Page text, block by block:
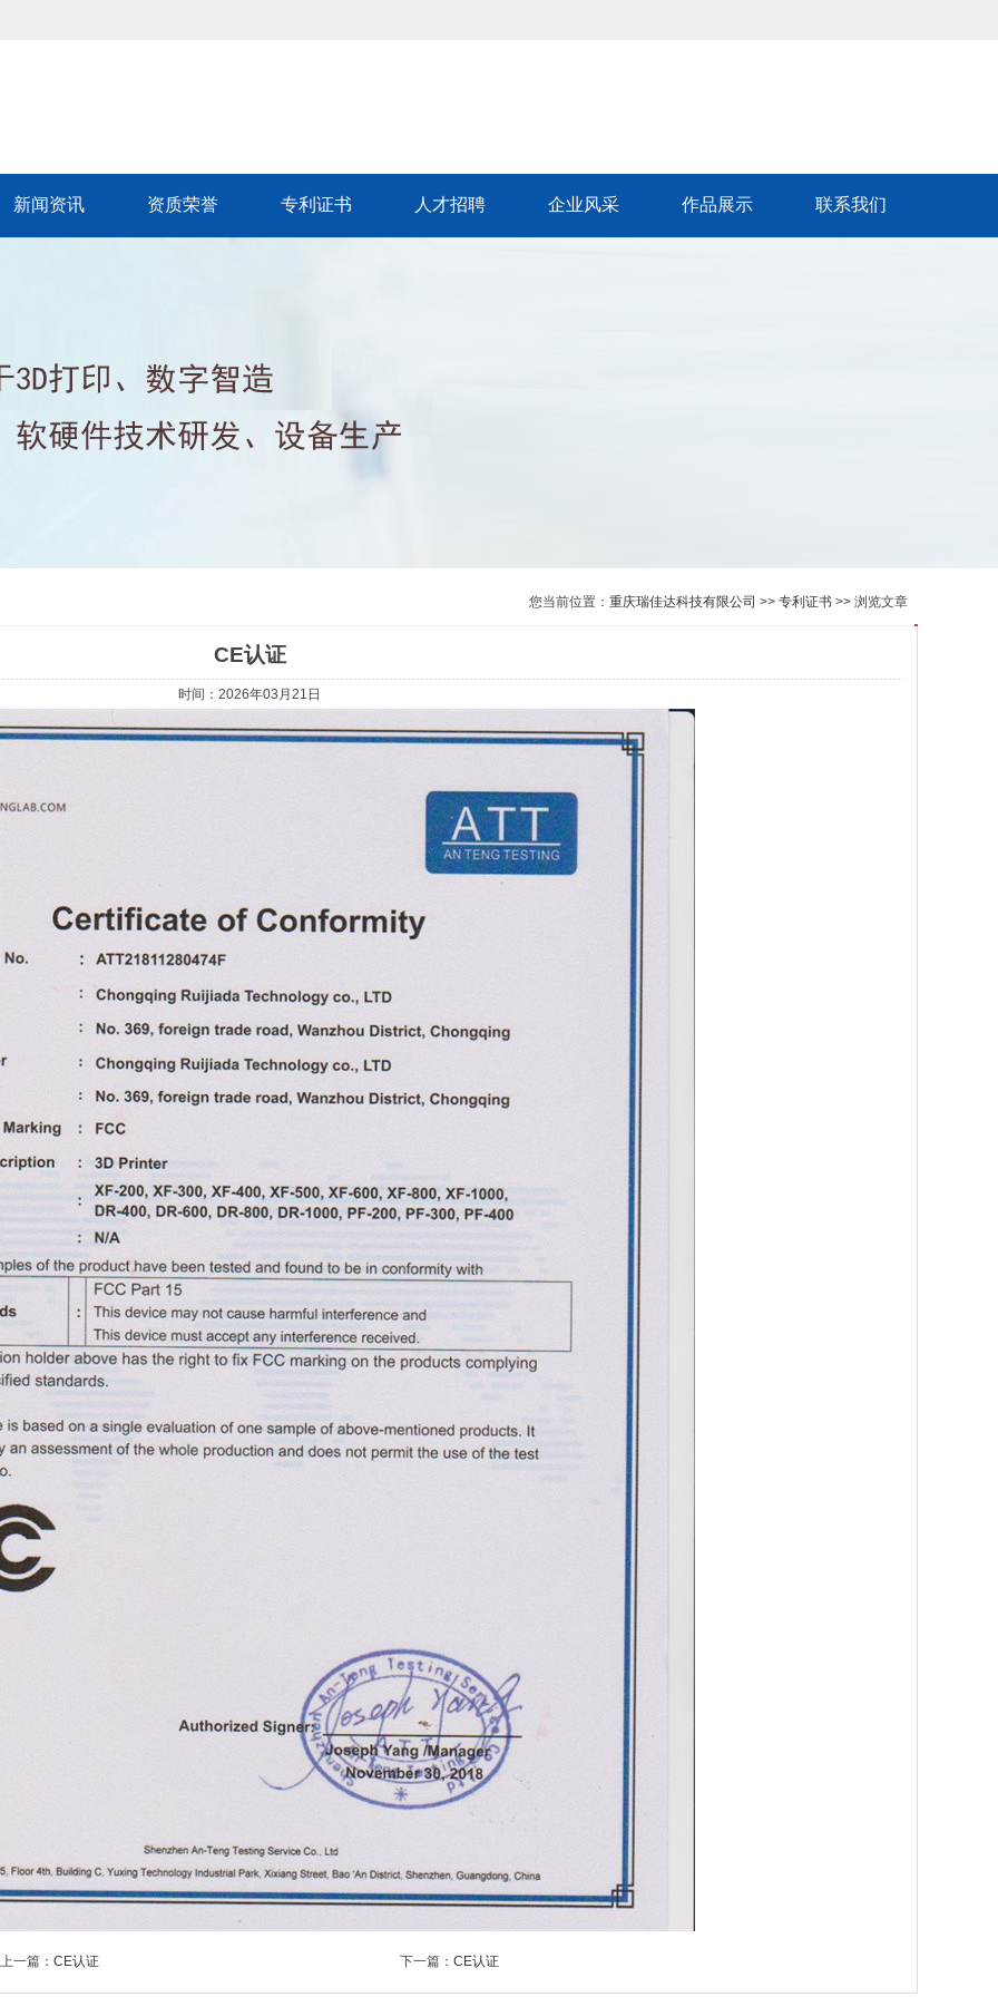
新闻资讯 资质荣誉 专利证书 人才招聘 企业风采 作品展示 联系我们
您当前位置： 重庆瑞佳达科技有限公司 >> 专利证书 >> 浏览文章
CE认证
时间：2026年03月21日
上一篇： CE认证 下一篇： CE认证